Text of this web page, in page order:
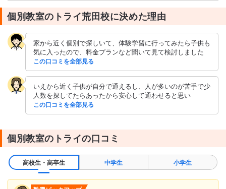
個別教室のトライ荒田校に決めた理由
家から近く個別で探しいて、体験学習に行ってみたら子供も
気に入ったので、料金プランなど聞いて見て検討しました
この口コミを全部見る
いえから近く子供が自分で通えるし、人が多いのが苦手で少
人数を探してたらあったから安心して通わせると思い
この口コミを全部見る
個別教室のトライの口コミ
高校生・高卒生 中学生 小学生